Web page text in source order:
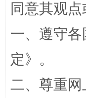
事关残
同意其观
一、遵守
定》。
二、尊重